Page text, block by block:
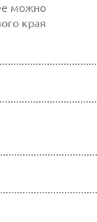
можно
края